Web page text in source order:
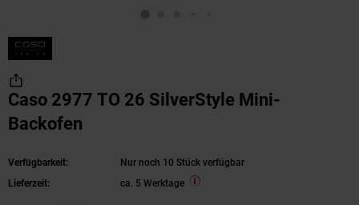
Caso 2977 TO 26 SilverStyle Mini-
Backofen
Verfügbarkeit:
Nur noch 10 Stück verfügbar
Lieferzeit:
ca. 5 Werktage